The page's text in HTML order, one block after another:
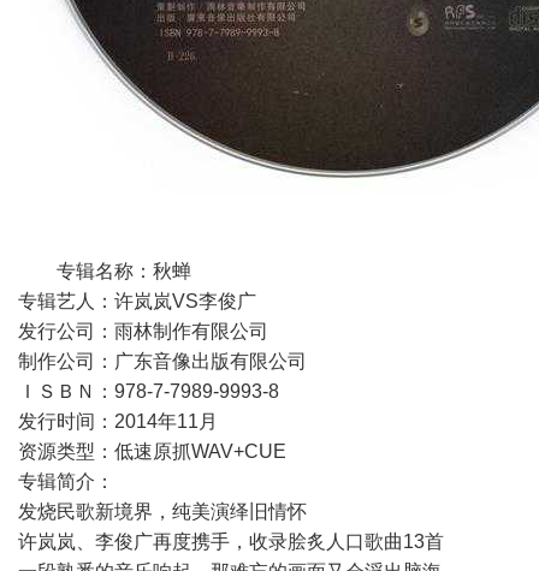
专辑名称：秋蝉
专辑艺人：许岚岚VS李俊广
发行公司：雨林制作有限公司
制作公司：广东音像出版有限公司
ＩＳＢＮ：978-7-7989-9993-8
发行时间：2014年11月
资源类型：低速原抓WAV+CUE
专辑简介：
发烧民歌新境界，纯美演绎旧情怀
许岚岚、李俊广再度携手，收录脍炙人口歌曲13首